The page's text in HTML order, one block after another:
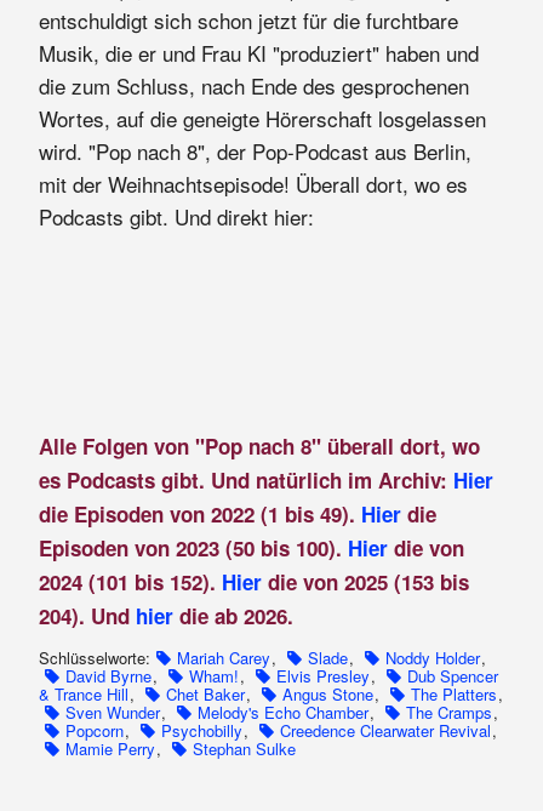
entschuldigt sich schon jetzt für die furchtbare
Musik, die er und Frau KI "produziert" haben und
die zum Schluss, nach Ende des gesprochenen
Wortes, auf die geneigte Hörerschaft losgelassen
wird. "Pop nach 8", der Pop-Podcast aus Berlin,
mit der Weihnachtsepisode! Überall dort, wo es
Podcasts gibt. Und direkt hier:
Alle Folgen von "Pop nach 8" überall dort, wo
es Podcasts gibt. Und natürlich im Archiv: Hier
die Episoden von 2022 (1 bis 49). Hierdie
Episoden von 2023 (50 bis 100). Hier die von
2024 (101 bis 152). Hier die von 2025 (153 bis
204). Und hier die ab 2026.
Schlüsselworte: Mariah Carey, Slade, Noddy Holder,
David Byrne, Wham!, Elvis Presley, Dub Spencer
& Trance Hill, Chet Baker, Angus Stone, The Platters,
Sven Wunder, Melody's Echo Chamber, The Cramps,
Popcorn, Psychobilly, Creedence Clearwater Revival,
Mamie Perry, Stephan Sulke